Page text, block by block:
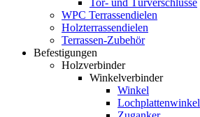
Tor- und Türverschlüsse
WPC Terrassendielen
Holzterrassendielen
Terrassen-Zubehör
Befestigungen
Holzverbinder
Winkelverbinder
Winkel
Lochplattenwinkel